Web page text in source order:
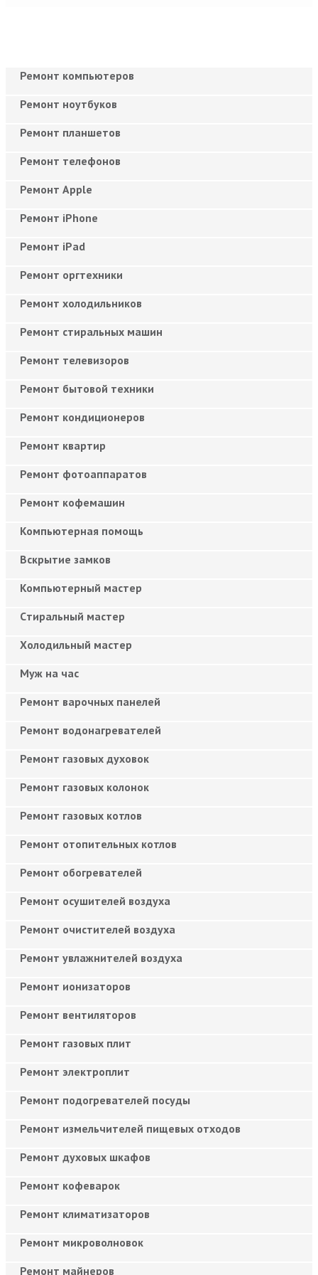
Ремонт компьютеров
Ремонт ноутбуков
Ремонт планшетов
Ремонт телефонов
Ремонт Apple
Ремонт iPhone
Ремонт iPad
Ремонт оргтехники
Ремонт холодильников
Ремонт стиральных машин
Ремонт телевизоров
Ремонт бытовой техники
Ремонт кондиционеров
Ремонт квартир
Ремонт фотоаппаратов
Ремонт кофемашин
Компьютерная помощь
Вскрытие замков
Компьютерный мастер
Cтиральный мастер
Холодильный мастер
Муж на час
Ремонт варочных панелей
Ремонт водонагревателей
Ремонт газовых духовок
Ремонт газовых колонок
Ремонт газовых котлов
Ремонт отопительных котлов
Ремонт обогревателей
Ремонт осушителей воздуха
Ремонт очистителей воздуха
Ремонт увлажнителей воздуха
Ремонт ионизаторов
Ремонт вентиляторов
Ремонт газовых плит
Ремонт электроплит
Ремонт подогревателей посуды
Ремонт измельчителей пищевых отходов
Ремонт духовых шкафов
Ремонт кофеварок
Ремонт климатизаторов
Ремонт микроволновок
Ремонт майнеров